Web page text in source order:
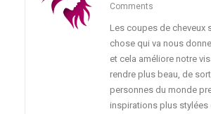
Comments
Les coupes de cheveux
chose qui va nous
et cela améliore notre
rendre plus beau, de
personnes du monde
inspirations plus stylées